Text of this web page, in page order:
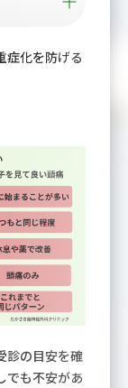
症化を防げる
診の目安を確
でも不安があ